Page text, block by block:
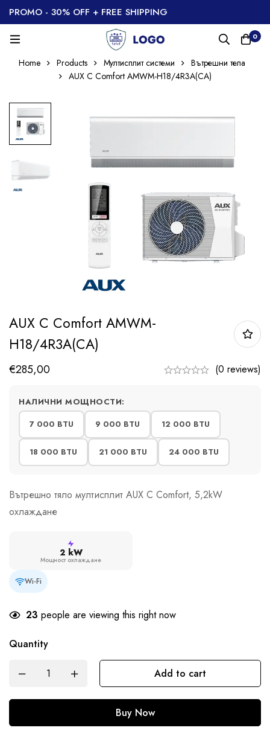
PROMO - 30% OFF + FREE SHIPPING
0
Home Products Мултисплит системи
Вътрешни тела
AUX C Comfort AMWM-H18/4R3A(CA)
AUX C Comfort AMWM-
H18/4R3A(CA)
€285,00 (0 reviews)
НАЛИЧНИ МОЩНОСТИ:
7 000 BTU
9 000 BTU 12 000 BTU
18 000 BTU 21 000 BTU 24 000 BTU
Вътрешно тяло мултисплит AUX C Comfort, 5,2kW
охлаждане
2 kW
Мощност охлаждане
Wi-Fi
23 people are viewing this right now
Quantity
Add to cart
Buy Now